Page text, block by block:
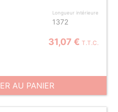
Longueur intérieure
1372
31,07 € T.T.C.
AU PANIER